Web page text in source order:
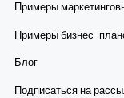
Примеры
Примеры бизнес-
Блог
Подписаться на